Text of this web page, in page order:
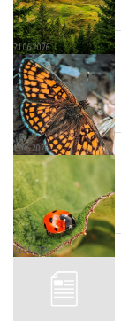
21.06.2026
17.06.2026
22.05.2026